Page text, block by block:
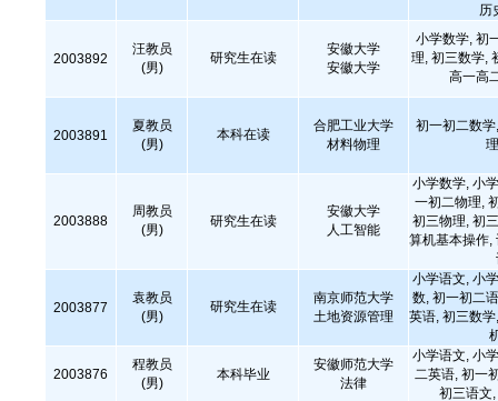
历
2003892
汪教员
(男)
研究生在读
安徽大学
安徽大学
小学数学, 初
理, 初三数学,
高一高
2003891
夏教员
(男)
本科在读
合肥工业大学
材料物理
初一初二数
2003888
周教员
(男)
研究生在读
安徽大学
人工智能
小学数学, 小
一初二物理,
初三物理, 初
算机基本操作,
2003877
袁教员
(男)
研究生在读
南京师范大学
土地资源管理
小学语文, 小
数, 初一初二
英语, 初三数
2003876
程教员
(男)
本科毕业
安徽师范大学
法律
小学语文, 小
二英语, 初一
初三语文